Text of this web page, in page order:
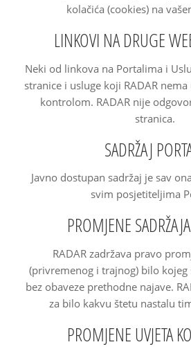
kolačića (cookies) na
LINKOVI NA DRUGE
Neki od linkova na Portalima i
stranice i usluge koji RADAR
kontrolom. RADAR nije
stranica.
SADRŽAJ
Javno dostupan sadržaj je sav
svim posjetiteljima
PROMJENE
RADAR zadržava pravo
(privremenog i trajnog) bilo kojeg
bez obaveze prethodne najave.
za bilo kakvu štetu nastalu
PROMJENE UVJETA